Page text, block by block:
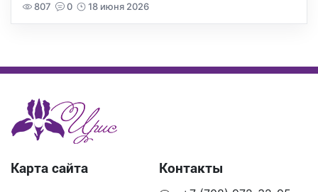
807 0 18 июня 2026
Карта сайта Контакты